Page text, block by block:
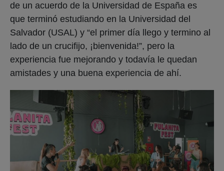
de un acuerdo de la Universidad de España es
que terminó estudiando en la Universidad del
Salvador (USAL) y “el primer día llego y termino al
lado de un crucifijo, ¡bienvenida!”, pero la
experiencia fue mejorando y todavía le quedan
amistades y una buena experiencia de ahí.